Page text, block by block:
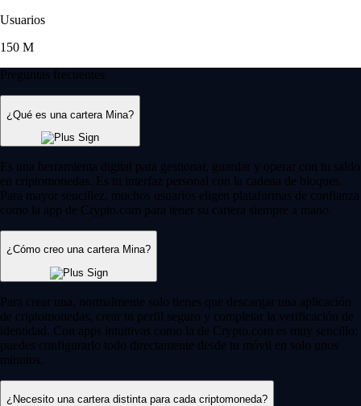
Usuarios
150 M
Preguntas frecuentes
¿Qué es una cartera Mina?
Es una herramienta digital para gestionar, guardar y operar con tu saldo
en criptomonedas. Es tu interfaz personal con la cadena de bloques.
Para mayor sencillez, muchos usuarios eligen plataformas de confianza
como la app de Crypto.com para tener su cartera siempre a mano.
¿Cómo creo una cartera Mina?
Para crear una, normalmente solo tienes que descargar una aplicación
de criptomonedas, crear tu perfil seguro y completar la verificación de
identidad. Con apps intuitivas como la de Crypto.com es muy sencillo:
puedes configurarlo todo directamente desde tu móvil en solo unos
minutos.
¿Necesito una cartera distinta para cada criptomoneda?